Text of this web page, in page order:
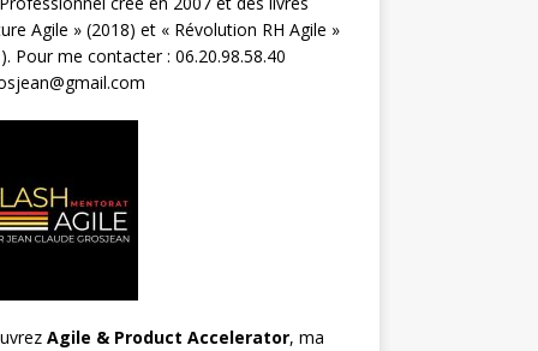
Agile » (2018) et « Révolution RH Agile »
Pour me contacter : 06.20.98.58.40
Agile & Product Accelerator, ma